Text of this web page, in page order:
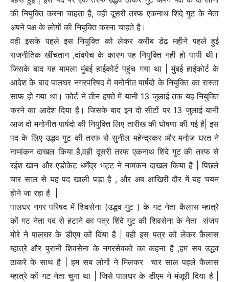
की नियुक्ति करना चाहता है, वही दूसरी तरफ एकनाथ शिंदे गुट के नेता
अपने पक्ष के लोगों की नियुक्ति करना चाहते है।
वही इसके पहले इस नियुक्ति को लेकर करीब डेढ़ महीने पहले हुई
राजनीतिक खींचतान ,दांवपेच के कारण यह नियुक्ति नही हो पायी थी।
जिसके बाद यह मामला मुंबई हाईकोर्ट पहुंच गया था | मुंबई हाईकोर्ट के
आदेश के बाद पालघर नगरपरिषद में मनोनीत पार्षदो के नियुक्ति का रास्ता
साफ हो गया था। कोर्ट ने तीन हफ्ते में यानी 13 जुलाई तक यह नियुक्ति
करने का आदेश दिया है। जिसके बाद इन दो सीटों पर 13 जुलाई यानी
आज दो मनोनीत पार्षदो की नियुक्ति लिए तारीख की घोषणा की गई है| इस
पद के लिए उद्धव गुट की तरफ से सुनील महेन्द्रकर और मनोज घरत ने
नामांकन दाखल किया है,वही दूसरी तरफ एकनाथ शिंदे गुट की तरफ से
रईश खान और एडोकेट धर्मेंद्र भट्ट ने नामंकन दाखल किया है | पिछले
चार साल से यह पद खाली पड़ा है , और अब आखिरी दौर में यह चयन
होने जा रहा है |
पालघर नगर परिषद में शिवसेना (उद्धव गुट ) के गट नेता कैलास म्हात्रे
कों गट नेता पद से हटाने का पत्र शिंदे गुट की शिवसेना के नेता संजय
मोरे ने पालघर के डीएम कों दिया है | वही इस पत्र कों लेकर कैलास
म्हात्रे और पुरानी शिवसेना के नगरसेवको का कहना है ,हम सब उद्धव
ठाकरे के साथ है | हम सब लोगों ने मिलकर चार साल पहले कैलास
म्हात्रे कों गट नेता चुना था | जिसे पालघर के डीएम ने मंजूरी दिया है |